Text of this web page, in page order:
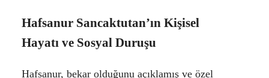
Hafsanur Sancaktutan’ın Kişisel
Hayatı ve Sosyal Duruşu
Hafsanur, bekar olduğunu açıklamış ve özel